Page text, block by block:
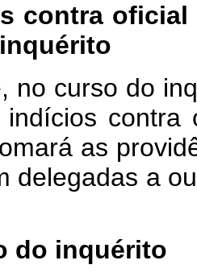
contra
curso do
indícios
as
delegadas a
do inquérito